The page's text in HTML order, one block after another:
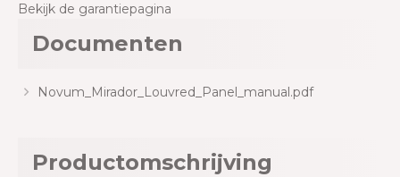
Bekijk de garantiepagina
Documenten
Novum_Mirador_Louvred_Panel_manual.pdf
Productomschrijving